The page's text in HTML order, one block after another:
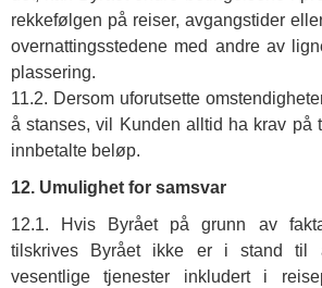
rekkefølgen på reiser, avgangstider
overnattingsstedene med andre av
plassering.
11.2. Dersom uforutsette
å stanses, vil Kunden alltid ha krav på
innbetalte beløp.
12. Umulighet for samsvar
12.1. Hvis Byrået på grunn av
tilskrives Byrået ikke er i stand til
vesentlige tjenester inkludert i